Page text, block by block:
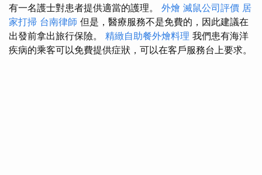
有一名護士對患者提供適當的護理。 外燴 滅鼠公司評價 居
家打掃 台南律師 但是，醫療服務不是免費的，因此建議在
出發前拿出旅行保險。 精緻自助餐外燴料理 我們患有海洋
疾病的乘客可以免費提供症狀，可以在客戶服務台上要求。